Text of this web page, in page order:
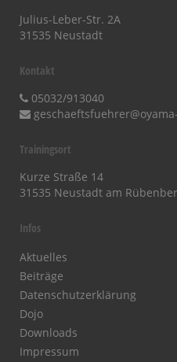
Julius-Leber-Str. 2A
31535 Neustadt
Kontakt
05032/913040
Trainingsort
Kurze Straße 14
31535 Neustadt am
Infos
Aktuelles
Beiträge
Datenschutzerklärung
Dojo
Downloads
Impressum